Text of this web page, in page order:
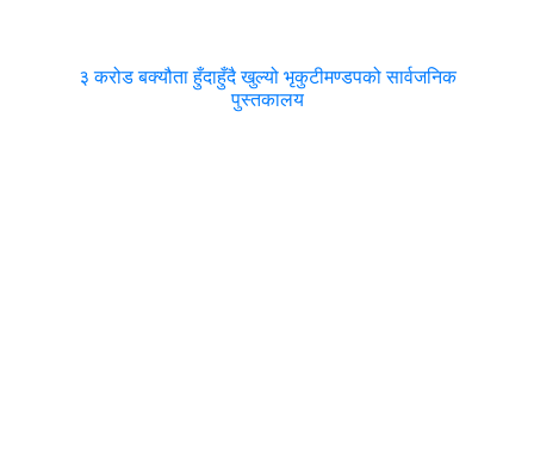
३ करोड बक्यौता हुँदाहुँदै खुल्यो भृकुटीमण्डपको सार्वजनिक
पुस्तकालय